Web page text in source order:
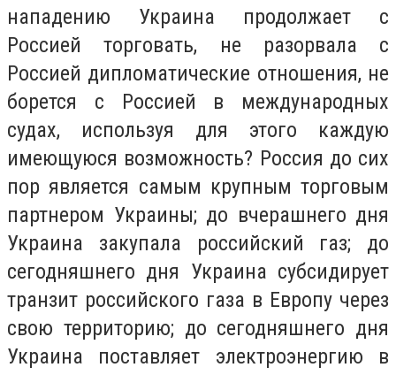
нападению Украина продолжает с
Россией торговать, не разорвала с
Россией дипломатические отношения, не
борется с Россией в международных
судах, используя для этого каждую
имеющуюся возможность? Россия до сих
пор является самым крупным торговым
партнером Украины; до вчерашнего дня
Украина закупала российский газ; до
сегодняшнего дня Украина субсидирует
транзит российского газа в Европу через
свою территорию; до сегодняшнего дня
Украина поставляет электроэнергию в